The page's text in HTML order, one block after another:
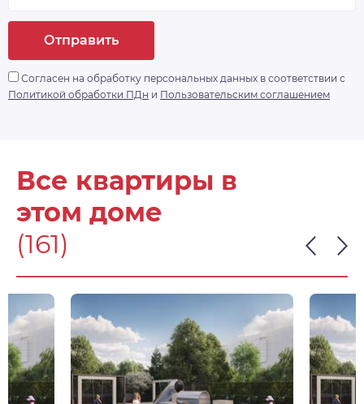
системой видеонаблюдения, а ворота в
паркинг будут открываться дистанционно.
https://drive. google.
com/drive/folders/
Отправить
Согласен на обработку персональных данных в соответствии с
Политикой обработки ПДн и Пользовательским соглашением
Все квартиры в
этом доме
(161)